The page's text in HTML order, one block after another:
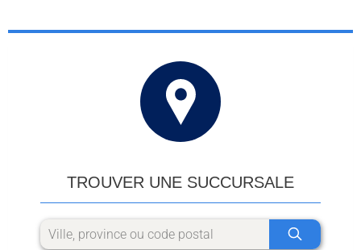
TROUVER UNE SUCCURSALE